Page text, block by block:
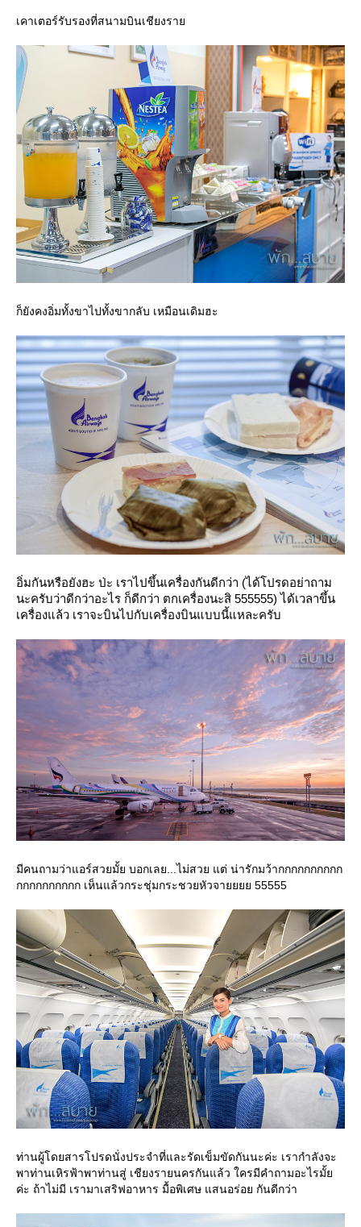
เคาเตอร์รับรองที่สนามบินเชียงรา
ก็ยังคงอิ่มทั้งขาไปทั้งขากลับ เหมือนเดิมฮะ
อิ่มกันหรือยังฮะ ป่ะ เราไปขึ้นเครื่องกันดีกว่า (ได้โปรดอย่าถาม
นะครับว่าดีกว่าอะไร ก็ดีกว่า ตกเครื่องนะสิ 555555) ได้เวลาขึ้น
เครื่องแล้ว เราจะบินไปกับเครื่องบินแบบนี้แหละครับ
มีคนถามว่าแอร์สวยมั้ย บอกเลย...ไม่สวย แต่ น่ารักมว้ากกกกกกกกกก
กกกกกกกกกก เห็นแล้วกระชุ่มกระชวยหัวจายยยย 55555
ท่านผู้โดยสารโปรดนั่งประจำที่และรัดเข็มขัดกันนะค่ะ เรากำลังจะ
พาท่านเหิรฟ้าพาท่านสู่ เชียงรายนครกันแล้ว ใครมีคำถามอะไรมั้
ค่ะ ถ้าไม่มี เรามาเสริฟอาหาร มื้อพิเศษ แสนอร่อย กันดีกว่า